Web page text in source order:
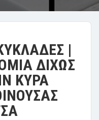
|
ΔΙΧΩΣ
ΚΥΡΑ